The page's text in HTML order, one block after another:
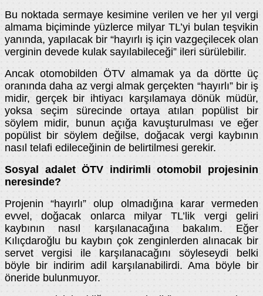
Bu noktada sermaye kesimine verilen ve her yıl vergi
almama biçiminde yüzlerce milyar TL’yi bulan teşvikin
yanında, yapılacak bir “hayırlı iş için vazgeçilecek olan
verginin devede kulak sayılabileceği” ileri sürülebilir.
Ancak otomobilden ÖTV almamak ya da dörtte üç
oranında daha az vergi almak gerçekten “hayırlı” bir iş
midir, gerçek bir ihtiyacı karşılamaya dönük müdür,
yoksa seçim sürecinde ortaya atılan popülist bir
söylem midir, bunun açığa kavuşturulması ve eğer
popülist bir söylem değilse, doğacak vergi kaybının
nasıl telafi edileceğinin de belirtilmesi gerekir.
Sosyal adalet ÖTV indirimli otomobil projesinin
neresinde?
Projenin “hayırlı” olup olmadığına karar vermeden
evvel, doğacak onlarca milyar TL’lik vergi geliri
kaybının nasıl karşılanacağına bakalım. Eğer
Kılıçdaroğlu bu kaybın çok zenginlerden alınacak bir
servet vergisi ile karşılanacağını söyleseydi belki
böyle bir indirim adil karşılanabilirdi. Ama böyle bir
öneride bulunmuyor.